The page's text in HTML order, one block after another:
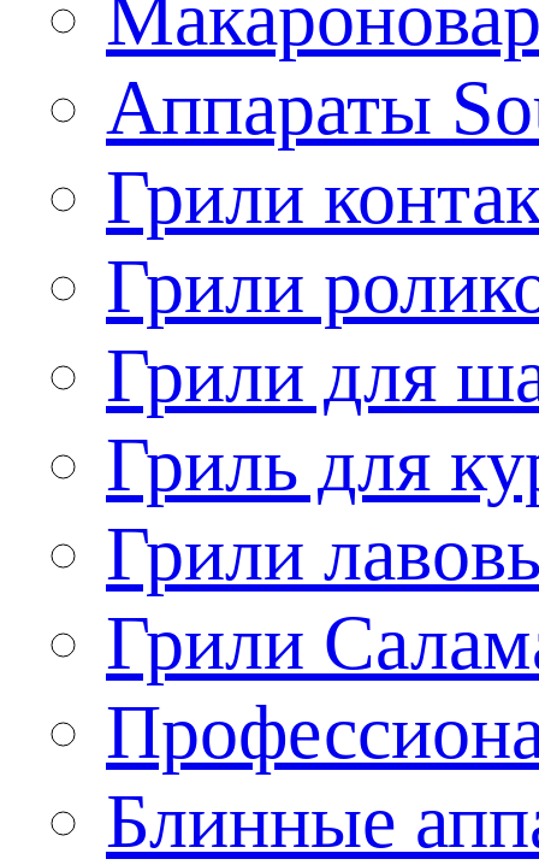
Аппараты
Грили
Грили
Грили для
Гриль для
Грили
Грили
Блинные